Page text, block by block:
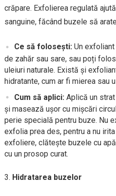
crăpare. Exfolierea regulată
sanguine, făcând buzele să
Ce să folosești:Un exfoliant
de zahăr sau sare, sau poți
uleiuri naturale. Există și
hidratante, cum ar fi mierea sau
Cum să aplici: Aplică un
și masează ușor cu mișcări
perie specială pentru buze. Nu
exfolia prea des, pentru a nu
exfoliere, clătește buzele cu
cu un prosop curat.
Hidratarea buzelor